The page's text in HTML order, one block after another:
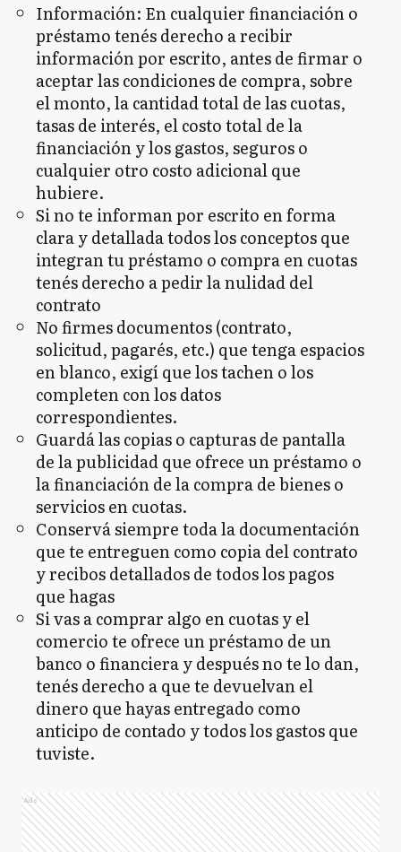
Información: En cualquier financiación o
préstamo tenés derecho a recibir
información por escrito, antes de firmar o
aceptar las condiciones de compra, sobre
el monto, la cantidad total de las cuotas,
tasas de interés, el costo total de la
financiación y los gastos, seguros o
cualquier otro costo adicional que
hubiere.
Si no te informan por escrito en forma
clara y detallada todos los conceptos que
integran tu préstamo o compra en cuotas
tenés derecho a pedir la nulidad del
contrato
No firmes documentos (contrato,
solicitud, pagarés, etc.) que tenga espacios
en blanco, exigí que los tachen o los
completen con los datos
correspondientes.
Guardá las copias o capturas de pantalla
de la publicidad que ofrece un préstamo o
la financiación de la compra de bienes o
servicios en cuotas.
Conservá siempre toda la documentación
que te entreguen como copia del contrato
y recibos detallados de todos los pagos
que hagas
Si vas a comprar algo en cuotas y el
comercio te ofrece un préstamo de un
banco o financiera y después no te lo dan,
tenés derecho a que te devuelvan el
dinero que hayas entregado como
anticipo de contado y todos los gastos que
tuviste.
Ads